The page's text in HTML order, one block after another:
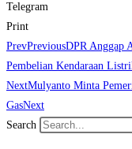
Telegram
Print
PrevPreviousDPR Anggap
Pembelian Kendaraan
NextMulyanto Minta
GasNext
Search